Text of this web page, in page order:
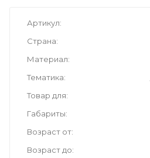
Артикул
Страна
Материал
Тематика
Товар для
Габариты
Возраст от
Возраст до